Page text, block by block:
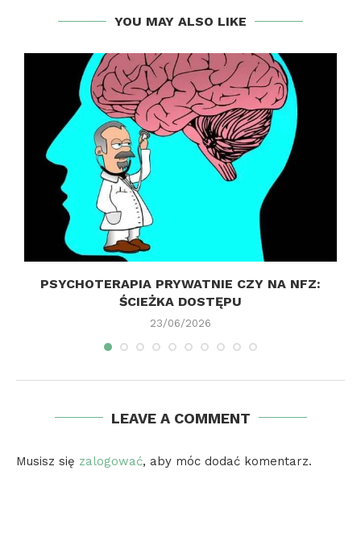
YOU MAY ALSO LIKE
PSYCHOTERAPIA PRYWATNIE CZY NA NFZ:
ŚCIEŻKA DOSTĘPU
23/06/2026
LEAVE A COMMENT
Musisz się zalogować, aby móc dodać komentarz.